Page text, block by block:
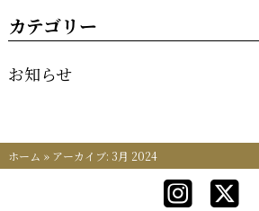
カテゴリー
お知らせ
ホーム » アーカイブ: 3月 2024